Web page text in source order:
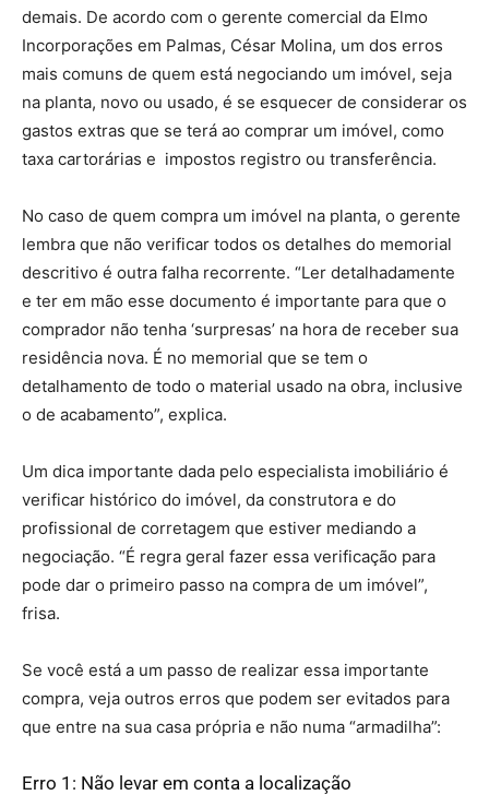
demais. De acordo com o gerente comercial da Elmo
Incorporações em Palmas, César Molina, um dos erros
mais comuns de quem está negociando um imóvel, seja
na planta, novo ou usado, é se esquecer de considerar os
gastos extras que se terá ao comprar um imóvel, como
taxa cartorárias e impostos registro ou transferência.
No caso de quem compra um imóvel na planta, o gerente
lembra que não verificar todos os detalhes do memorial
descritivo é outra falha recorrente. “Ler detalhadamente
e ter em mão esse documento é importante para que o
comprador não tenha ‘surpresas’ na hora de receber sua
residência nova. É no memorial que se tem o
detalhamento de todo o material usado na obra, inclusive
o de acabamento”, explica.
Um dica importante dada pelo especialista imobiliário é
verificar histórico do imóvel, da construtora e do
profissional de corretagem que estiver mediando a
negociação. “É regra geral fazer essa verificação para
pode dar o primeiro passo na compra de um imóvel”,
frisa.
Se você está a um passo de realizar essa importante
compra, veja outros erros que podem ser evitados para
que entre na sua casa própria e não numa “armadilha”:
Erro 1: Não levar em conta a localização